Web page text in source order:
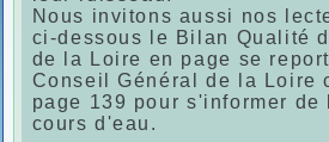
Nous invitons aussi nos
ci-dessous le Bilan Qualité
de la Loire en page se
Conseil Général de la Loire
page 139 pour s'informer
cours d'eau.